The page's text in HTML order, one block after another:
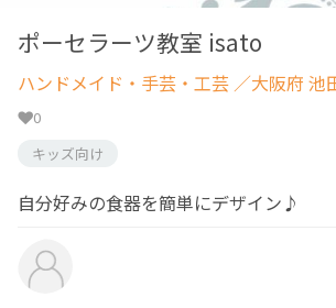
ポーセラーツ教室 isato
ハンドメイド・手芸・工芸 ／大阪府 池
0
キッズ向け
自分好みの食器を簡単にデザイン♪